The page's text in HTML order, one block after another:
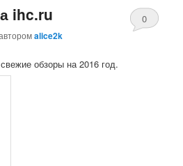
ihc.ru
alice2k
0
обзоры на 2016 год.